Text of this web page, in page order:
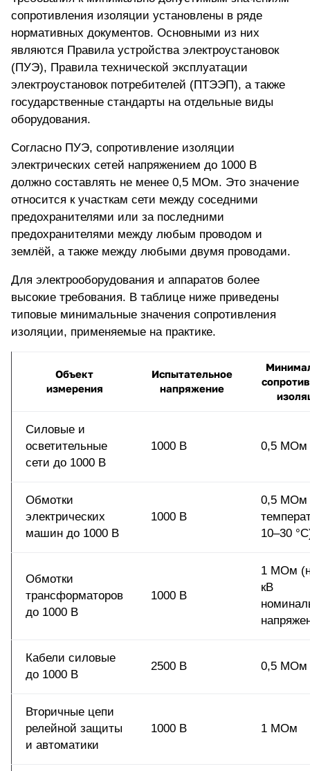
сопротивления изоляции установлены в ряде
нормативных документов. Основными из них
являются Правила устройства электроустановок
(ПУЭ), Правила технической эксплуатации
электроустановок потребителей (ПТЭЭП), а также
государственные стандарты на отдельные виды
оборудования.
Согласно ПУЭ, сопротивление изоляции
электрических сетей напряжением до 1000 В
должно составлять не менее 0,5 МОм. Это значение
относится к участкам сети между соседними
предохранителями или за последними
предохранителями между любым проводом и
землёй, а также между любыми двумя проводами.
Для электрооборудования и аппаратов более
высокие требования. В таблице ниже приведены
типовые минимальные значения сопротивления
изоляции, применяемые на практике.
Объект
измерения
Испытательное
напряжение
Силовые и
осветительные
сети до 1000 В
1000 В 0,5 МОм
Обмотки
электрических
машин до 1000 В
1000 В
0,5 МОм
10–30
Обмотки
трансформаторов
до 1000 В
1000 В
1 МОм
кВ
Кабели силовые
до 1000 В
2500 В 0,5 МОм
Вторичные цепи
релейной защиты
и автоматики
1000 В 1 МОм